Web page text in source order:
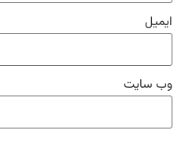
ایمیل
وب‌ سایت